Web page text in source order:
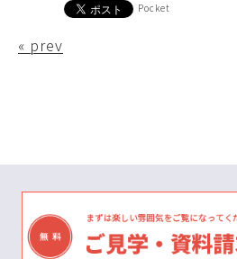
Pocket
« prev